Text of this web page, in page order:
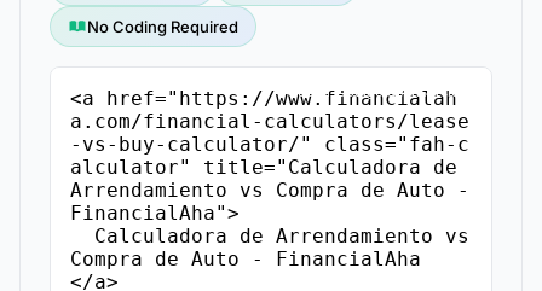
No Coding Required
<a href="https://www.financialah
a.com/financial-calculators/lease
-vs-buy-calculator/" class="fah-c
alculator" title="Calculadora de
Arrendamiento vs Compra de Auto -
FinancialAha">
Compra de Auto - FinancialAha
</a>
Copiar Código de Inserción